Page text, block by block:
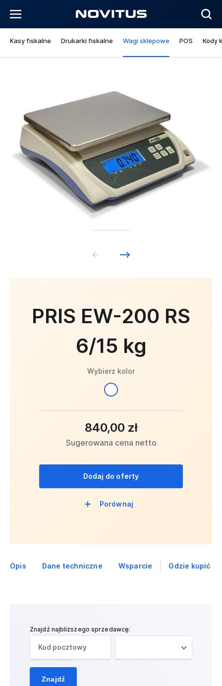
Kasy fiskalne Drukarki fiskalne Wagi sklepowe POS Kody
PRIS EW-200 RS
6/15 kg
Wybierz kolor
840,00 zł
Sugerowana cena netto
Dodaj do oferty
Porównaj
Opis Dane techniczne Wsparcie Gdzie kupić
Znajdź najbliższego sprzedawcę:
Znajdź